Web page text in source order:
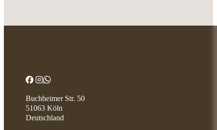
Buchheimer Str. 50
51063 Köln
Deutschland